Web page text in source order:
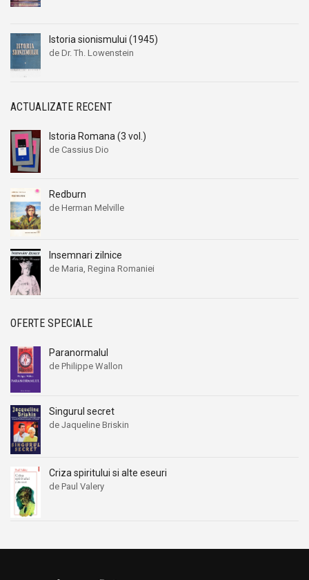
Istoria sionismului (1945)
de Dr. Th. Lowenstein
ACTUALIZATE RECENT
Istoria Romana (3 vol.)
de Cassius Dio
Redburn
de Herman Melville
Insemnari zilnice
de Maria, Regina Romaniei
OFERTE SPECIALE
Paranormalul
de Philippe Wallon
Singurul secret
de Jaqueline Briskin
Criza spiritului si alte eseuri
de Paul Valery